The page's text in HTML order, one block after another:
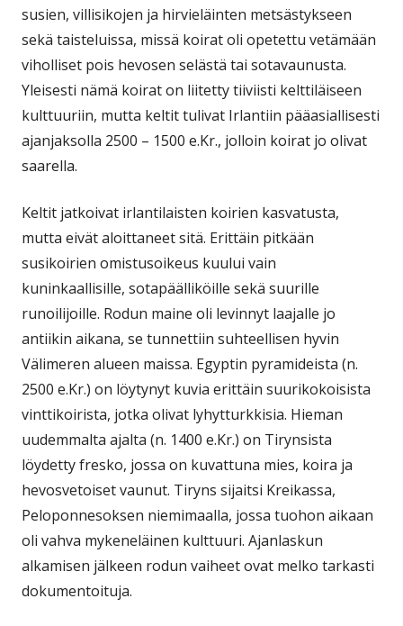
susien, villisikojen ja hirvieläinten metsästykseen
sekä taisteluissa, missä koirat oli opetettu vetämään
viholliset pois hevosen selästä tai sotavaunusta.
Yleisesti nämä koirat on liitetty tiiviisti kelttiläiseen
kulttuuriin, mutta keltit tulivat Irlantiin pääasiallisesti
ajanjaksolla 2500 – 1500 e.Kr., jolloin koirat jo olivat
saarella.
Keltit jatkoivat irlantilaisten koirien kasvatusta,
mutta eivät aloittaneet sitä. Erittäin pitkään
susikoirien omistusoikeus kuului vain
kuninkaallisille, sotapäälliköille sekä suurille
runoilijoille. Rodun maine oli levinnyt laajalle jo
antiikin aikana, se tunnettiin suhteellisen hyvin
Välimeren alueen maissa. Egyptin pyramideista (n.
2500 e.Kr.) on löytynyt kuvia erittäin suurikokoisista
vinttikoirista, jotka olivat lyhytturkkisia. Hieman
uudemmalta ajalta (n. 1400 e.Kr.) on Tirynsista
löydetty fresko, jossa on kuvattuna mies, koira ja
hevosvetoiset vaunut. Tiryns sijaitsi Kreikassa,
Peloponnesoksen niemimaalla, jossa tuohon aikaan
oli vahva mykeneläinen kulttuuri. Ajanlaskun
alkamisen jälkeen rodun vaiheet ovat melko tarkasti
dokumentoituja.